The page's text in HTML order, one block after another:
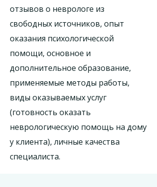
отзывов о неврологе из
свободных источников, опыт
оказания психологической
помощи, основное и
дополнительное образование,
применяемые методы работы,
виды оказываемых услуг
(готовность оказать
неврологическую помощь на дому
у клиента), личные качества
специалиста.